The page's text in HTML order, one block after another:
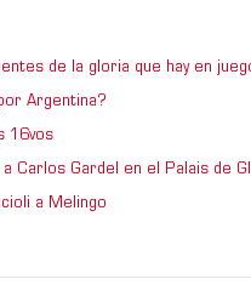
de la gloria que hay en
Argentina?
16vos
a Carlos Gardel en el Palais de
a Melingo